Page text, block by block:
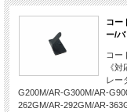
コー
ー/
コー
《対
レー
G200M/AR-G300M/AR-
262GM/AR-292GM/AR-